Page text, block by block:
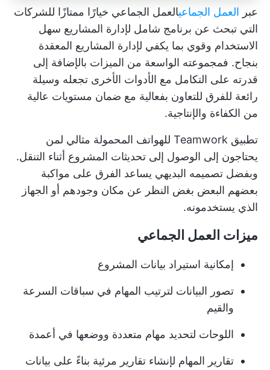
عبر العمل الجماعيالعمل الجماعي خيارًا ممتازًا للشركات
التي تبحث عن برنامج شامل لإدارة المشاريع سهل
الاستخدام وقوي بما يكفي لإدارة المشاريع المعقدة
بنجاح. فمجموعته الواسعة من الميزات بالإضافة إلى
قدرته على التكامل مع الأدوات الأخرى تجعله وسيلة
رائعة للفرق للتعاون بفعالية مع ضمان مستويات عالية
من الكفاءة والإنتاجية.
تطبيق Teamwork للهواتف المحمولة مثالي لمن
يحتاجون إلى الوصول إلى تحديثات المشروع أثناء التنقل.
وبفضل تصميمه البديهي يساعد الفرق على مواكبة
بعضهم البعض بغض النظر عن مكان وجودهم أو الجهاز
الذي يستخدمونه.
ميزات العمل الجماعي
إمكانية استيراد بيانات المشروع
تصور البيانات لترتيب المهام في سباقات السرعة
والقيم
اللوحات لتحديد مهام متعددة ووضعها في أعمدة
تقارير المهام لإنشاء تقارير مرئية بناءً على بيانات